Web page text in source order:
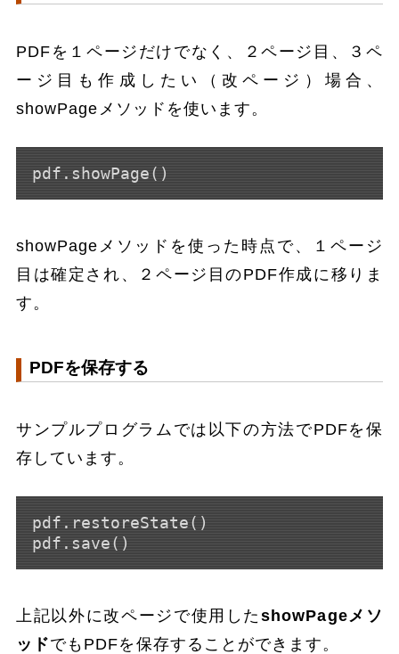
PDFを１ページだけでなく、２ページ目、３ペ
ージ目も作成したい（改ページ）場合、
showPageメソッドを使います。
pdf.showPage()
showPageメソッドを使った時点で、１ページ
目は確定され、２ページ目のPDF作成に移りま
す。
PDFを保存する
サンプルプログラムでは以下の方法でPDFを保
存しています。
pdf.restoreState()
上記以外に改ページで使用したshowPageメソ
ッドでもPDFを保存することができます。